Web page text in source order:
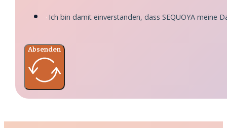
Ich bin damit einverstanden, dass SEQUOYA meine
Absenden